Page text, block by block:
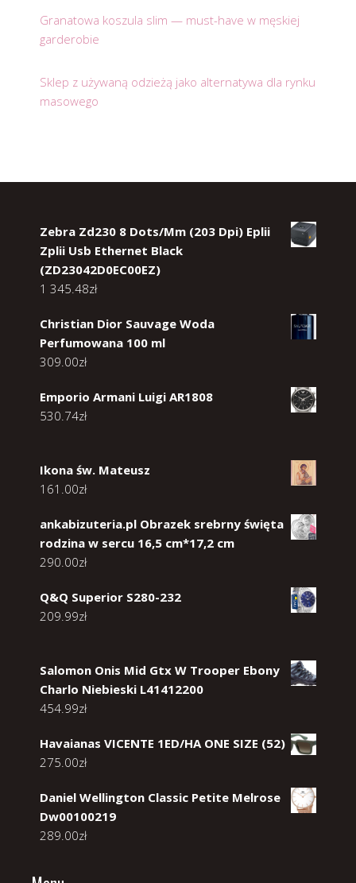
Granatowa koszula slim — must-have w męskiej
garderobie
Sklep z używaną odzieżą jako alternatywa dla rynku
masowego
Zebra Zd230 8 Dots/Mm (203 Dpi) Eplii
Zplii Usb Ethernet Black
(ZD23042D0EC00EZ)
1 345.48zł
Christian Dior Sauvage Woda
Perfumowana 100 ml
309.00zł
Emporio Armani Luigi AR1808
530.74zł
Ikona św. Mateusz
161.00zł
ankabizuteria.pl Obrazek srebrny święta
rodzina w sercu 16,5 cm*17,2 cm
290.00zł
Q&Q Superior S280-232
209.99zł
Salomon Onis Mid Gtx W Trooper Ebony
Charlo Niebieski L41412200
454.99zł
Havaianas VICENTE 1ED/HA ONE SIZE (52)
275.00zł
Daniel Wellington Classic Petite Melrose
Dw00100219
289.00zł